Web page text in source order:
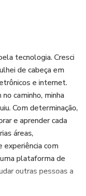
tecnologia. Cresci
de cabeça em
e internet.
caminho, minha
Com determinação,
e aprender cada
áreas,
experiência com
plataforma de
outras pessoas a